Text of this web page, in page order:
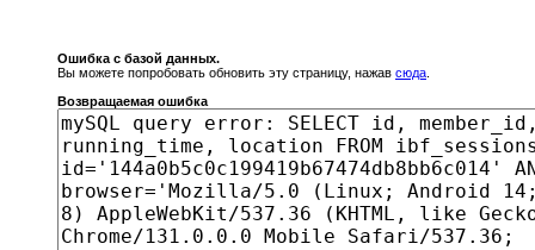
Ошибка с базой данных.
Вы можете попробовать обновить эту страницу, нажав сюда
Возвращаемая ошибка